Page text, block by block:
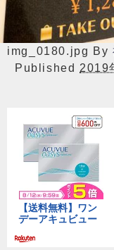
img_0180.jpg By
Published 2019